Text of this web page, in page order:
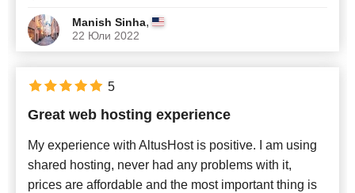
Manish Sinha,
22 Юли 2022
Great web hosting experience
My experience with AltusHost is positive. I am using
shared hosting, never had any problems with it,
prices are affordable and the most important thing is
5